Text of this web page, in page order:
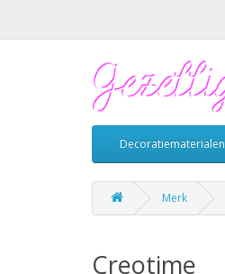
Decoratiematerialen
Merk
Creotime